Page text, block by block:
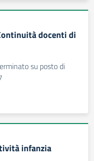
docenti di
su posto di
infanzia